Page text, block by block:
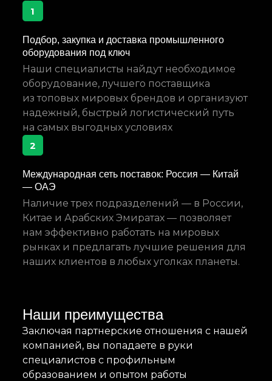
1
Подбор, закупка и доставка промышленного
оборудования под ключ
Наши специалисты найдут необходимое
оборудование, лучшего поставщика
из топовых мировых брендов и организуют
надежный, быстрый логистический путь
на самых выгодных условиях
2
Международная сеть поставок: Россия — Китай
— ОАЭ
Наличие трех подразделений — в России,
Китае и Арабских Эмиратах — позволяет
нам эффективно работать на мировых
рынках и предлагать лучшие решения для
наших клиентов в любых уголках планеты.
Наши преимущества
Заключая партнерские отношения с нашей
компанией, вы попадаете в руки
специалистов с профильным
образованием и опытом работы